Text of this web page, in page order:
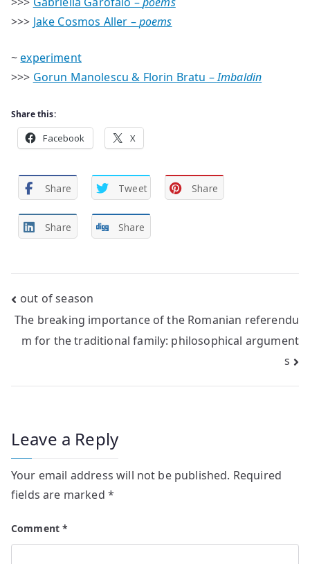
>>> Jake Cosmos Aller –poems
~experiment
>>> Gorun Manolescu & Florin Bratu –Imbaldin
Share this:
Facebook X
Share Tweet Share
Share Share
Post
navigation
out of season
The breaking importance of the Romanian referendu
m for the traditional family: philosophical argument
s
Leave a Reply
Your email address will not be published. Required
fields are marked *
Comment*